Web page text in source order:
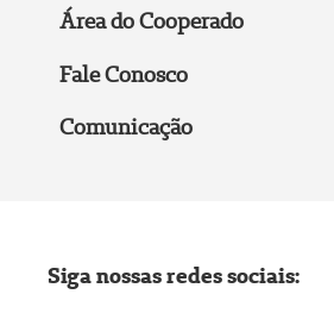
Área do Cooperado
Fale Conosco
Comunicação
Siga nossas redes sociais: